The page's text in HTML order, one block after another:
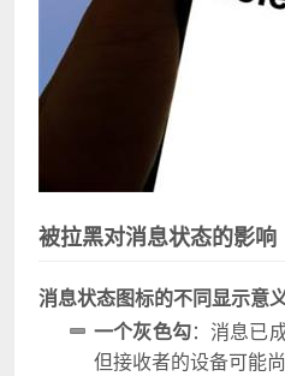
被拉黑对消息状态的影响
消息状态图标的不同显示意
一个灰色勾：消息已
但接收者的设备可能